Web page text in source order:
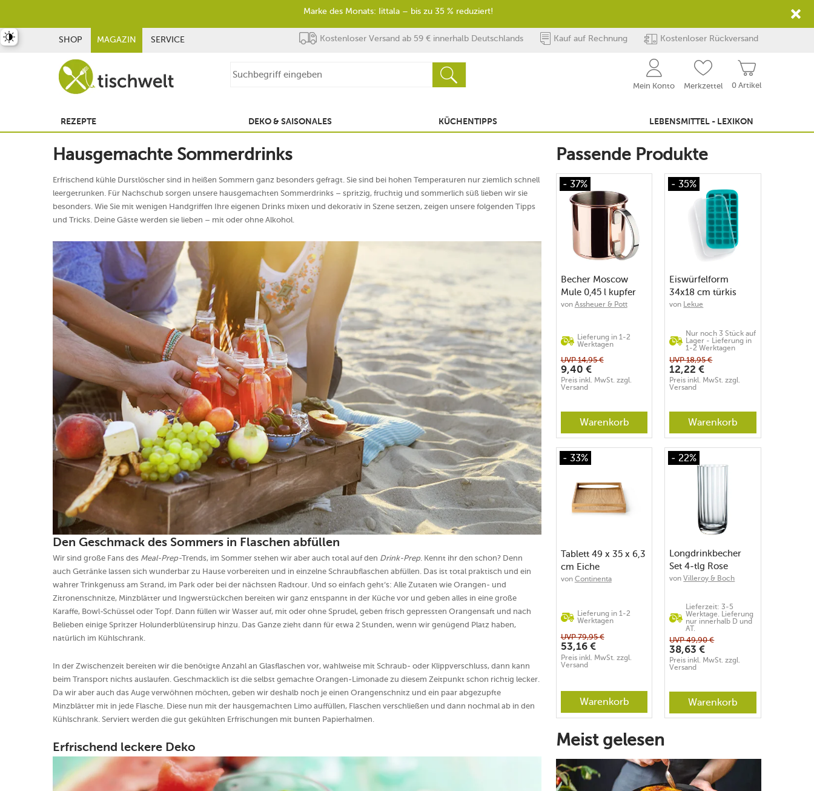
SHOP MAGAZIN SERVICE Kostenloser Versand ab 59 € innerhalb Deutschlands Kauf auf Rechnung Kostenloser Rückversand
0 Artikel
Mein Konto Merkzettel
REZEPTE DEKO & SAISONALES KÜCHENTIPPS LEBENSMITTEL - LEXIKON
Hausgemachte Sommerdrinks
Erfrischend kühle Durstlöscher sind in heißen Sommern ganz besonders gefragt. Sie sind bei hohen Temperaturen nur ziemlich schnell
leergetrunken. Für Nachschub sorgen unsere hausgemachten Sommerdrinks – spritzig, fruchtig und sommerlich süß lieben wir sie
besonders. Wie Sie mit wenigen Handgriffen Ihre eigenen Drinks mixen und dekorativ in Szene setzen, zeigen unsere folgenden Tipps
und Tricks. Deine Gäste werden sie lieben – mit oder ohne Alkohol.
Den Geschmack des Sommers in Flaschen abfüllen
Wir sind große Fans des Meal-Prep-Trends, im Sommer stehen wir aber auch total auf den Drink-Prep. Kennt ihr den schon? Denn
auch Getränke lassen sich wunderbar zu Hause vorbereiten und in einzelne Schraubflaschen abfüllen. Das ist total praktisch und ein
wahrer Trinkgenuss am Strand, im Park oder bei der nächsten Radtour. Und so einfach geht‘s: Alle Zutaten wie Orangen- und
Zitronenschnitze, Minzblätter und Ingwerstückchen bereiten wir ganz entspannt in der Küche vor und geben alles in eine große
Karaffe, Bowl-Schüssel oder Topf. Dann füllen wir Wasser auf, mit oder ohne Sprudel, geben frisch gepressten Orangensaft und nach
Belieben einige Spritzer Holunderblütensirup hinzu. Das Ganze zieht dann für etwa 2 Stunden, wenn wir genügend Platz haben,
natürlich im Kühlschrank.
In der Zwischenzeit bereiten wir die benötigte Anzahl an Glasflaschen vor, wahlweise mit Schraub- oder Klippverschluss, dann kann
beim Transport nichts auslaufen. Geschmacklich ist die selbst gemachte Orangen-Limonade zu diesem Zeitpunkt schon richtig lecker.
Da wir aber auch das Auge verwöhnen möchten, geben wir deshalb noch je einen Orangenschnitz und ein paar abgezupfte
Minzblätter mit in jede Flasche. Diese nun mit der hausgemachten Limo auffüllen, Flaschen verschließen und dann nochmal ab in den
Kühlschrank. Serviert werden die gut gekühlten Erfrischungen mit bunten Papierhalmen.
Erfrischend leckere Deko
Passende Produkte
- 37%
Becher Moscow
Mule 0,45 l kupfer
von Assheuer & Pott
Lieferung in 1-2
Werktagen
UVP14,95 €
9,40 €
Preis inkl. MwSt. zzgl.
Versand
Warenkorb
- 35%
Eiswürfelform
34x18 cm türkis
von Lekue
Nur noch 3 Stück auf
Lager - Lieferung in
1-2 Werktagen
UVP18,95 €
12,22 €
Preis inkl. MwSt. zzgl.
Versand
Warenkorb
- 33%
Tablett 49 x 35 x 6,3
cm Eiche
von Continenta
Lieferung in 1-2
Werktagen
UVP79,95 €
53,16 €
Preis inkl. MwSt. zzgl.
Versand
Warenkorb
- 22%
Longdrinkbecher
Set 4-tlg Rose
Garden
vonVilleroy & Boch
Lieferzeit: 3-5
Werktage. Lieferung
nur innerhalb D und
AT.
UVP49,90 €
38,63 €
Preis inkl. MwSt. zzgl.
Versand
Warenkorb
Meist gelesen
umschalten
Marke des Monats: Iittala – bis zu 35 % reduziert!